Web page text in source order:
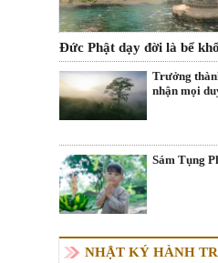
Đức Phật dạy đời là bể khổ
Trưởng
nhận mọi
Sám Tụng
NHẬT KÝ HÀNH